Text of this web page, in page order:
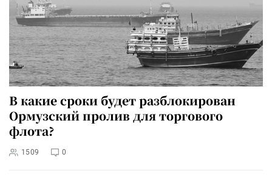
В какие сроки будет разблокирован
Ормузский пролив для торгового
флота?
1509 0